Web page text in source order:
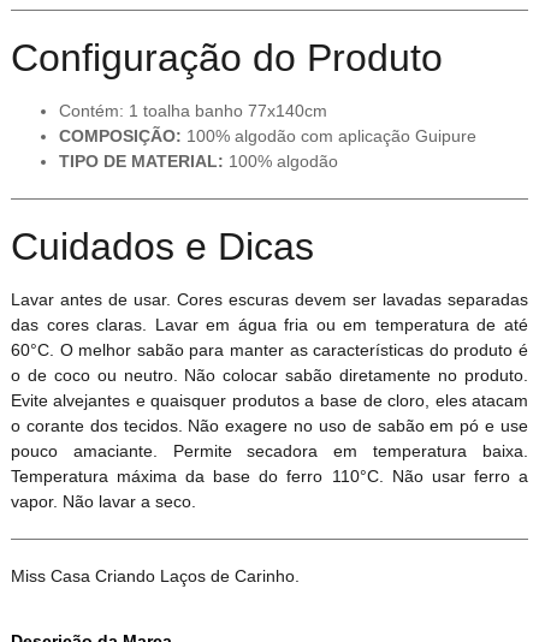
Configuração do Produto
Contém: 1 toalha banho 77x140cm
COMPOSIÇÃO: 100% algodão com aplicação Guipure
TIPO DE MATERIAL: 100% algodão
Cuidados e Dicas
Lavar antes de usar. Cores escuras devem ser lavadas separadas
das cores claras. Lavar em água fria ou em temperatura de até
60°C. O melhor sabão para manter as características do produto é
o de coco ou neutro. Não colocar sabão diretamente no produto.
Evite alvejantes e quaisquer produtos a base de cloro, eles atacam
o corante dos tecidos. Não exagere no uso de sabão em pó e use
pouco amaciante. Permite secadora em temperatura baixa.
Temperatura máxima da base do ferro 110°C. Não usar ferro a
vapor. Não lavar a seco.
Miss Casa Criando Laços de Carinho.